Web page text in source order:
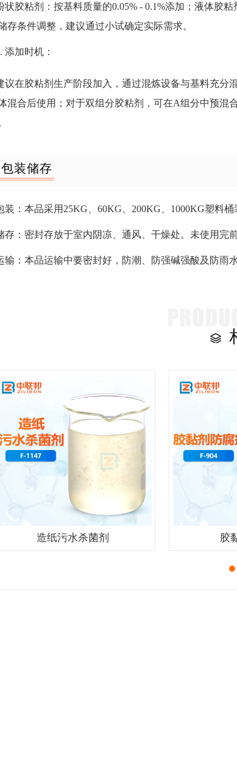
状胶粘剂：按基料质量的0.05% - 0.1%添加；液体胶
存条件调整，建议通过小试确定实际需求。
添加时机：
议在胶粘剂生产阶段加入，通过混炼设备与基料充分
混合后使用；对于双组分胶粘剂，可在A组分中预混
包装储存
装：本品采用 25KG、60KG、200KG、1000KG塑料桶
存：密封存放于室内阴凉、通风、干燥处。未使用完
输：本品运输中要密封好，防潮、防强碱强酸及防雨
造纸污水杀菌剂 胶